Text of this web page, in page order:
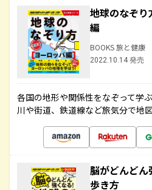
地球のなぞ
編
BOOKS 旅と健康
2022.10.14 発売
各国の地形や関係性をなぞって学
川や街道、鉄道線など旅気分で地
脳がどんどん
歩き方